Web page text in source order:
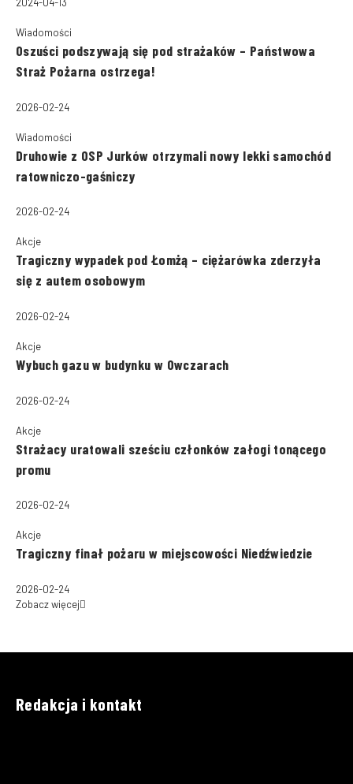
Wiadomości
Oszuści podszywają się pod strażaków – Państwowa
Straż Pożarna ostrzega!
2026-02-24
Wiadomości
Druhowie z OSP Jurków otrzymali nowy lekki samochód
ratowniczo-gaśniczy
2026-02-24
Akcje
Tragiczny wypadek pod Łomżą – ciężarówka zderzyła
się z autem osobowym
2026-02-24
Akcje
Wybuch gazu w budynku w Owczarach
2026-02-24
Akcje
Strażacy uratowali sześciu członków załogi tonącego
promu
2026-02-24
Akcje
Tragiczny finał pożaru w miejscowości Niedźwiedzie
2026-02-24
Zobacz więcej
Redakcja i kontakt